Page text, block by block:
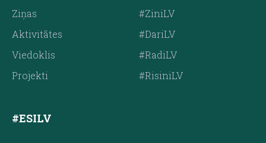
Ziņas
Aktivitātes
Viedoklis
Projekti
#ZiniLV
#DariLV
#RadiLV
#RisiniLV
#ESILV